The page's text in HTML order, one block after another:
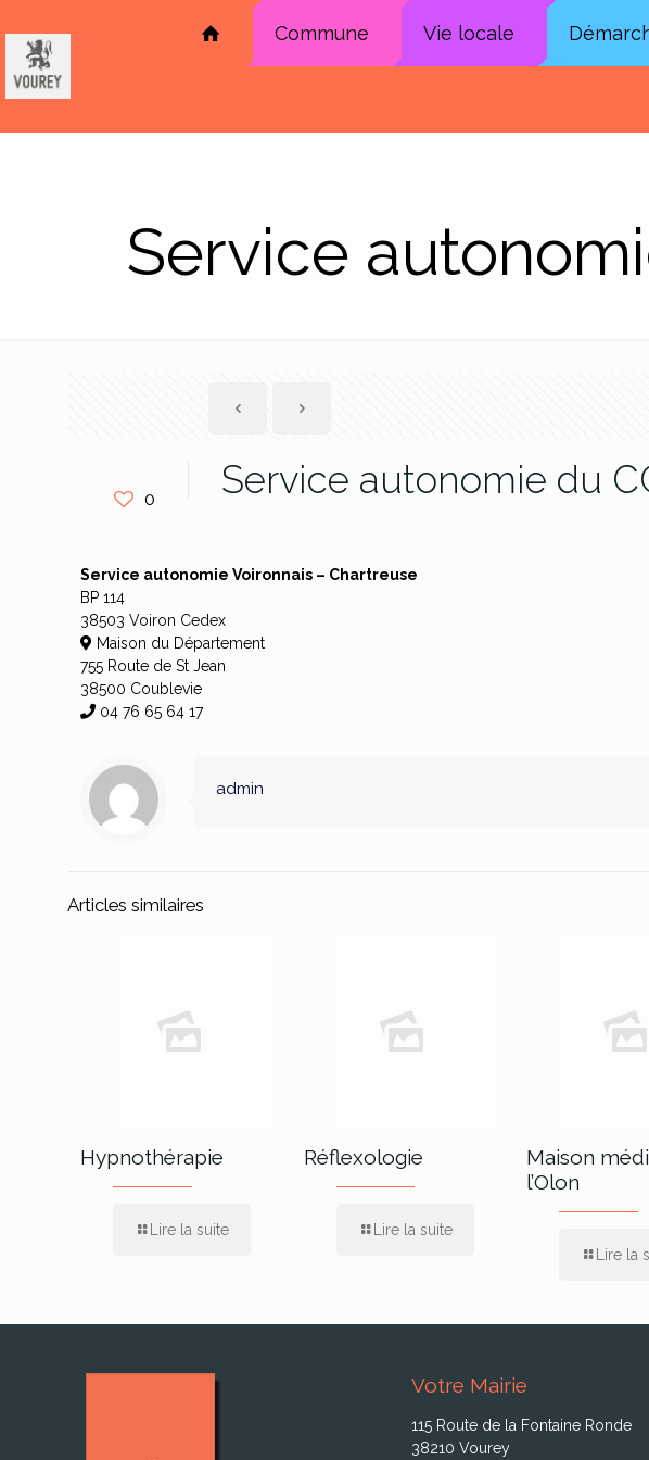
Commune Vie locale
Service
0 Service autonomie du
Service autonomie Voironnais – Chartreuse
BP 114
38503 Voiron Cedex
Maison du Département
755 Route de St Jean
38500 Coublevie
04 76 65 64 17
admin
Articles similaires
Hypnothérapie
Lire la suite
Réflexologie
Lire la suite
Maison
l’Olon
Lire la
Votre Mairie
115 Route de la Fontaine Ronde
38210 Vourey